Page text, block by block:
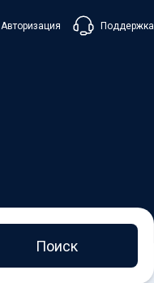
Авторизация Поддержка
Чат в Messenger
Поиск